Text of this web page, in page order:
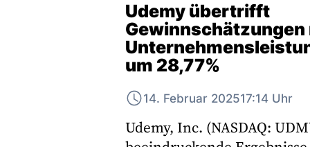
Udemy übertrifft
um 28,77%
14. Februar 202517:14 Uhr
Udemy, Inc. (NASDAQ: